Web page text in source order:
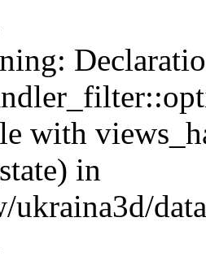
with
in
ukraina3d/